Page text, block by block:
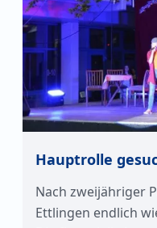
Hauptrolle
Nach zweijähriger
Ettlingen endlich